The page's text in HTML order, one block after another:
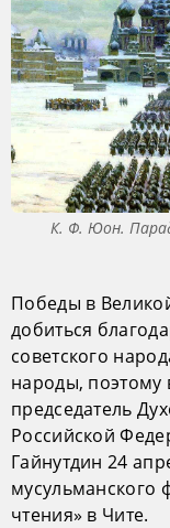
К. Ф. Юон.
Победы в
добиться
советского
народы, поэтому
председатель
Российской
Гайнутдин 24
мусульманского
чтения» в Чите.